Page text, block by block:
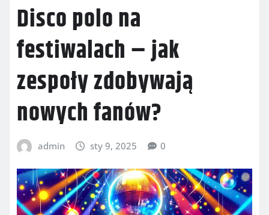
Disco polo na
festiwalach – jak
zespoły zdobywają
nowych fanów?
admin sty 9, 2025 0